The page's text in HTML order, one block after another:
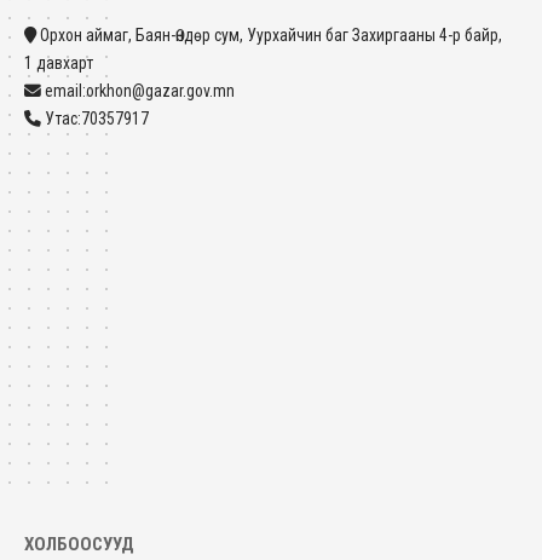
Орхон аймаг, Баян-Өндөр сум, Уурхайчин баг Захиргааны 4-р байр,
1 давхарт
email:orkhon@gazar.gov.mn
Утас:70357917
ХОЛБООСУУД